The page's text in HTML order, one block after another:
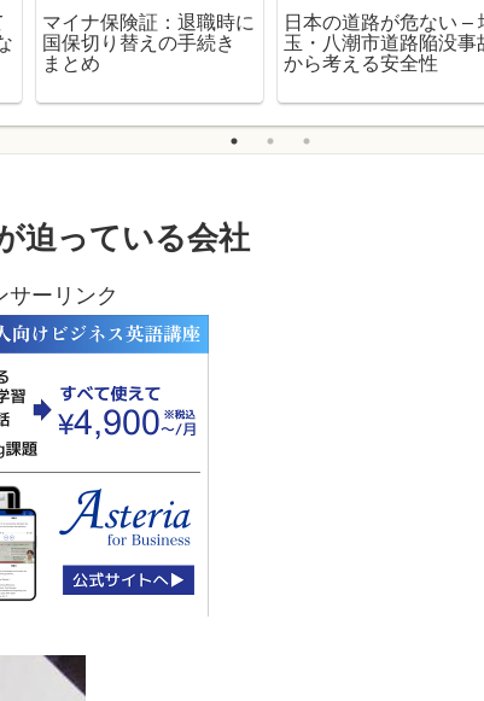
マイナ保険証：退職時に
国保切り替えの手続き
まとめ
日本の道路が危ない –
玉・八潮市道路陥没事
から考える安全性
迫っている会社
サーリンク